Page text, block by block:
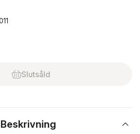
antal röster:
Slutsåld
Beskrivning